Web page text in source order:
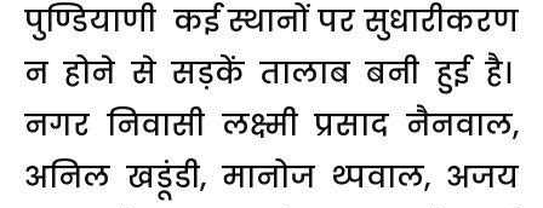
पुण्डियाणी कई स्थानों पर सुधारीकरण
न होने से सड़कें तालाब बनी हुई है।
नगर निवासी लक्ष्मी प्रसाद नैनवाल,
अनिल खडूंडी, मानोज थ्पवाल, अजय